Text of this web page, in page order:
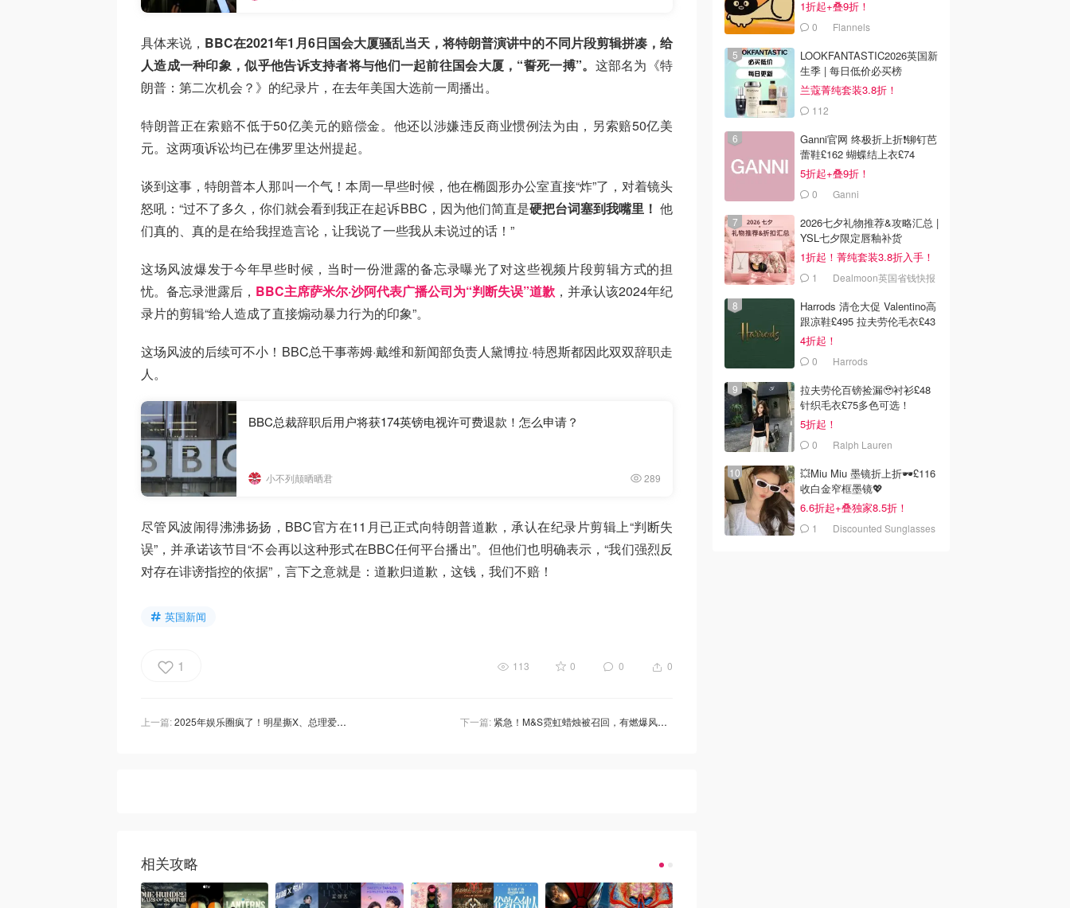
具体来说， BBC在2021年1月6日国会大厦骚乱当天，将特朗普演讲中的不同片段剪辑拼凑，给
人造成一种印象，似乎他告诉支持者将与他们一起前往国会大厦，“誓死一搏”。 这部名为《特
朗普：第二次机会？》的纪录片，在去年美国大选前一周播出。
特朗普正在索赔不低于50亿美元的赔偿金。他还以涉嫌违反商业惯例法为由，另索赔50亿美
元。这两项诉讼均已在佛罗里达州提起。
谈到这事，特朗普本人那叫一个气！本周一早些时候，他在椭圆形办公室直接“炸”了，对着镜头
怒吼：“过不了多久，你们就会看到我正在起诉BBC，因为他们简直是硬把台词塞到我嘴里！ 他
们真的、真的是在给我捏造言论，让我说了一些我从未说过的话！”
这场风波爆发于今年早些时候，当时一份泄露的备忘录曝光了对这些视频片段剪辑方式的担
忧。备忘录泄露后， BBC主席萨米尔·沙阿代表广播公司为“判断失误”道歉 ，并承认该2024年纪
录片的剪辑“给人造成了直接煽动暴力行为的印象”。
这场风波的后续可不小！BBC总干事蒂姆·戴维和新闻部负责人黛博拉·特恩斯都因此双双辞职走
人。
BBC总裁辞职后用户将获174英镑电视许可费退款！怎么申请？
小不列颠晒晒君 289
尽管风波闹得沸沸扬扬，BBC官方在11月已正式向特朗普道歉，承认在纪录片剪辑上“判断失
误”，并承诺该节目“不会再以这种形式在BBC任何平台播出”。但他们也明确表示，“我们强烈反
对存在诽谤指控的依据”，言下之意就是：道歉归道歉，这钱，我们不赔！
英国新闻
1 113 0 0 0
上一篇:2025年娱乐圈疯了！明星撕X、总理爱上女明星、顶流订婚，全网吃瓜，一年比十年还猛！ 下一篇: 紧急！M&S霓虹蜡烛被召回，有燃爆风险！
相关攻略
1折起+叠9折！
0 Flannels
LOOKFANTASTIC2026英国新
生季 | 每日低价必买榜
兰蔻菁纯套装3.8折！
112
Ganni官网 终极折上折❗️铆钉芭
蕾鞋£162 蝴蝶结上衣£74
5折起+叠9折！
0 Ganni
2026七夕礼物推荐&攻略汇总 |
YSL七夕限定唇釉补货
1折起！菁纯套装3.8折入手！
1 Dealmoon英国省钱快报
Harrods 清仓大促 Valentino高
跟凉鞋£495 拉夫劳伦毛衣£43
4折起！
0 Harrods
拉夫劳伦百镑捡漏🥹衬衫£48
针织毛衣£75多色可选！
5折起！
0 Ralph Lauren
💥Miu Miu 墨镜折上折🕶️£116
收白金窄框墨镜💖
6.6折起+叠独家8.5折！
1 Discounted Sunglasses